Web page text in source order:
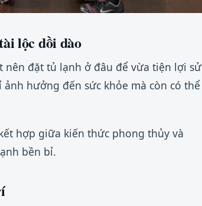
lộc dồi dào
nên đặt tủ lạnh ở đâu để vừa tiện lợi sử
hưởng đến sức khỏe mà còn có thể
hợp giữa kiến thức phong thủy và
bền bỉ.